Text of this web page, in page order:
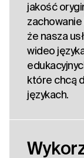
jakość
że nasza
wideo
które chcą
językach.